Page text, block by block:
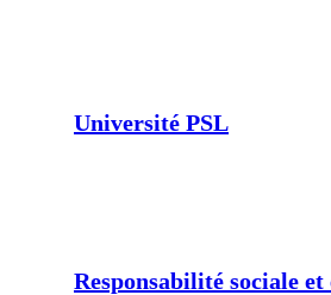
Université PSL
Responsabilité sociale